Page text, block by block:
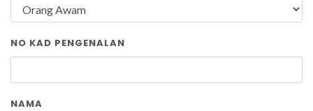
NO KAD PENGENALAN
NAMA